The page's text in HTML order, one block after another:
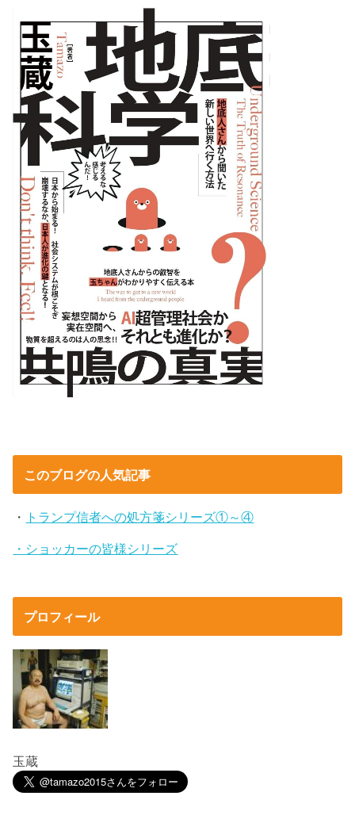
このブログの人気記事
・ トランプ信者への処方箋シリーズ①～④
・ショッカーの皆様シリーズ
プロフィール
玉蔵